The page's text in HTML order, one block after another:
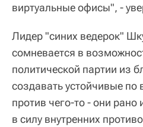
виртуальные офисы", -
Лидер "синих ведерок"
сомневается в
политической партии из
создавать устойчивые
против чего-то - они
в силу внутренних